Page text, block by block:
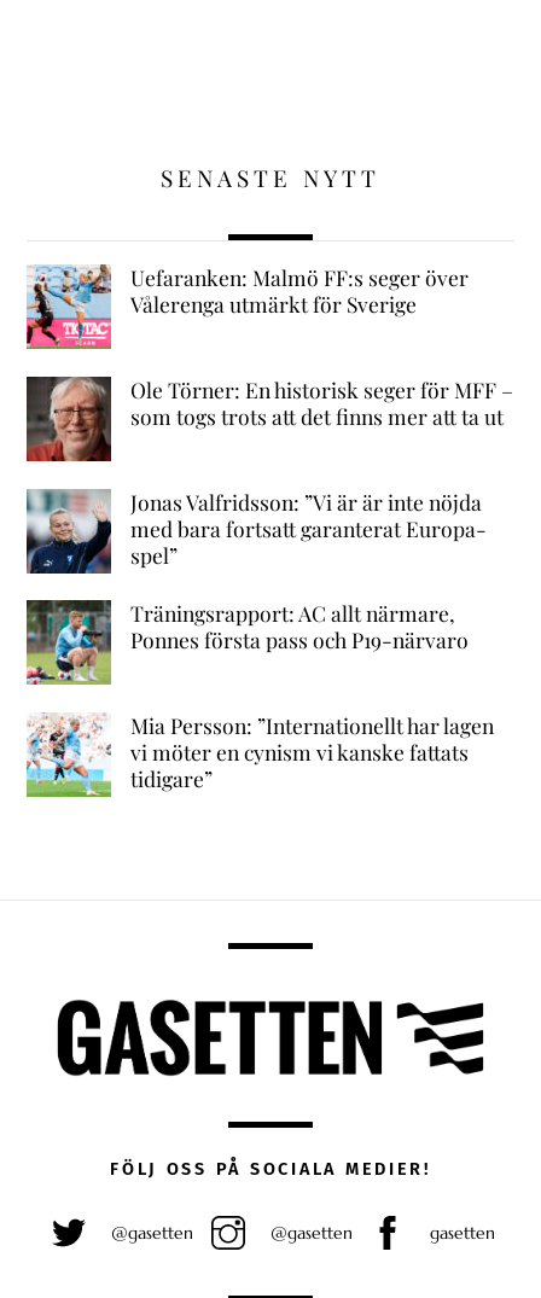
SENASTE NYTT
Uefaranken: Malmö FF:s seger över
Vålerenga utmärkt för Sverige
Ole Törner: En historisk seger för MFF –
som togs trots att det finns mer att ta ut
Jonas Valfridsson: ”Vi är är inte nöjda
med bara fortsatt garanterat Europa-
spel”
Träningsrapport: AC allt närmare,
Ponnes första pass och P19-närvaro
Mia Persson: ”Internationellt har lagen
vi möter en cynism vi kanske fattats
tidigare”
FÖLJ OSS PÅ SOCIALA MEDIER!
@gasetten @gasetten gasetten